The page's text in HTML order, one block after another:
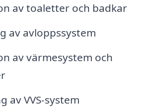
av toaletter och badkar
av avloppssystem
av värmesystem och
av VVS-system